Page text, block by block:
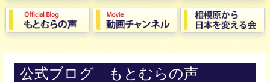
公式ブログ もとむらの声